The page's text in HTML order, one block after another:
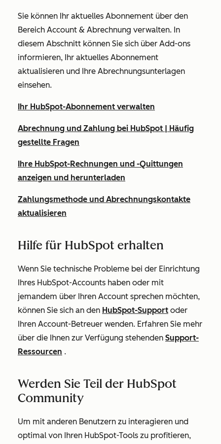
Sie können Ihr aktuelles Abonnement über den
Bereich Account & Abrechnung verwalten. In
diesem Abschnitt können Sie sich über Add-ons
informieren, Ihr aktuelles Abonnement
aktualisieren und Ihre Abrechnungsunterlagen
einsehen.
Ihr HubSpot-Abonnement verwalten
Abrechnung und Zahlung bei HubSpot | Häufig
gestellte Fragen
Ihre HubSpot-Rechnungen und -Quittungen
anzeigen und herunterladen
Zahlungsmethode und Abrechnungskontakte
aktualisieren
Hilfe für HubSpot erhalten
Wenn Sie technische Probleme bei der Einrichtung
Ihres HubSpot-Accounts haben oder mit
jemandem über Ihren Account sprechen möchten,
können Sie sich an den HubSpot-Support oder
Ihren Account-Betreuer wenden. Erfahren Sie mehr
über die Ihnen zur Verfügung stehenden Support-
Ressourcen .
Werden Sie Teil der HubSpot
Community
Um mit anderen Benutzern zu interagieren und
optimal von Ihren HubSpot-Tools zu profitieren,